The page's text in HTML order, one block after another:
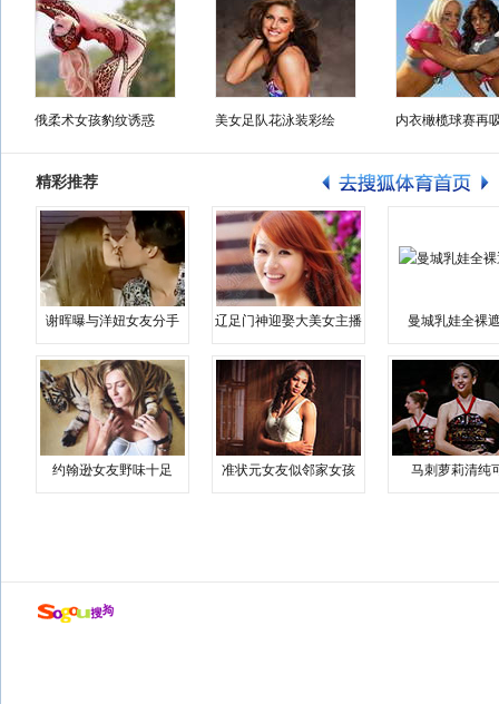
俄柔术女孩豹纹诱惑 美女足队花泳装彩绘 内衣橄榄球赛再
精彩推荐
谢晖曝与洋妞女友分手 辽足门神迎娶大美女主播 曼城乳娃全裸
约翰逊女友野味十足 准状元女友似邻家女孩 马刺萝莉清纯